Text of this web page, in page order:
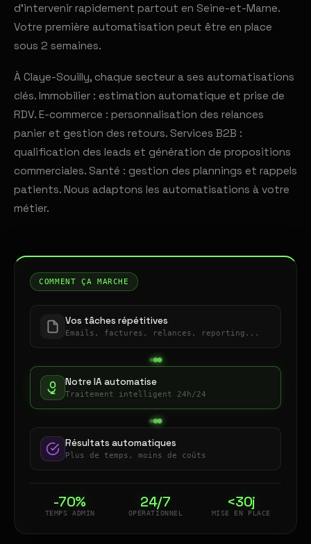
d'intervenir rapidement partout en Seine-et-Marne.
Votre première automatisation peut être en place
sous 2 semaines.
À Claye-Souilly, chaque secteur a ses automatisations
clés. Immobilier : estimation automatique et prise de
RDV. E-commerce : personnalisation des relances
panier et gestion des retours. Services B2B :
qualification des leads et génération de propositions
commerciales. Santé : gestion des plannings et rappels
patients. Nous adaptons les automatisations à votre
métier.
COMMENT ÇA MARCHE
Vos tâches répétitives
Emails, factures, relances, reporting...
Notre IA automatise
Traitement intelligent 24h/24
Résultats automatiques
Plus de temps, moins de coûts
-70%
TEMPS ADMIN
24/7
OPÉRATIONNEL
<30j
MISE EN PLACE